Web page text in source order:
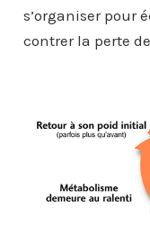
s’organiser pour
contrer la perte